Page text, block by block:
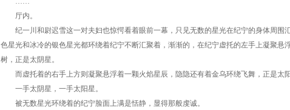
厅内。
纪一川和尉迟雪这一对夫妇也惊愕看着眼前一幕，只见无数的星光在纪宁的身体周围
色星光和冰冷的银色星光都环绕着纪宁不断汇聚着，渐渐的，在纪宁虚托的左手上凝聚悬
树，正是太阴星。
而虚托着的右手上方则凝聚悬浮着一颗火焰星辰，隐隐还有着金乌环绕飞舞，正是太阳
一手太阴星，一手太阳星。
被无数星光环绕着的纪宁脸面上满是恬静，显得那般虔诚。